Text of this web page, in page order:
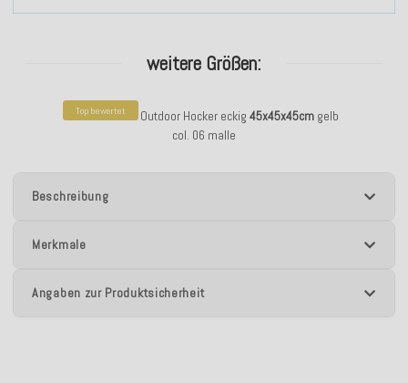
weitere Größen:
Top bewertet
H.O.C.K. Kami Outdoor Hocker eckig 45x45x45cmgelb
col. 06 malle
Beschreibung
Merkmale
Angaben zur Produktsicherheit